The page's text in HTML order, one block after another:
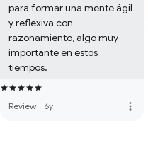
para formar una mente ágil
y reflexiva con
razonamiento, algo muy
importante en estos
tiempos.
Review · 6y more_vert